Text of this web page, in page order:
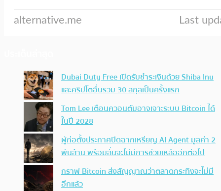
Dubai Duty Free เปิดรับชำระเงินด้วย Shiba Inu
และคริปโตอื่นรวม 30 สกุลเป็นครั้งแรก
Tom Lee เตือนควอนตัมอาจเจาะระบบ Bitcoin ได้
ในปี 2028
ผู้ก่อตั้งประกาศปิดฉากเหรียญ AI Agent มูลค่า 2
พันล้าน พร้อมลั่นจะไม่มีการช่วยเหลืออีกต่อไป
กราฟ Bitcoin ส่งสัญญาณว่าตลาดกระทิงจะไม่มี
อีกแล้ว